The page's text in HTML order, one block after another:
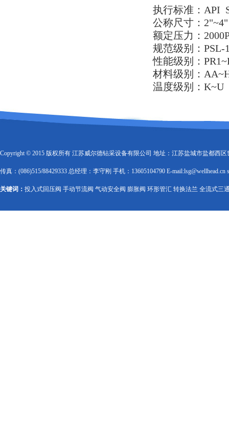
执行标准：API
公称尺寸：2"~4"
额定压力：
规范级别：PSL-
性能级别：
材料级别：
温度级别：K~U
Copyright © 2015 版权所有 江苏威尔德钻采设备有限公司 地址：江苏盐城市盐都西区
传真：(086)515/88429333 总经理：李守刚 手机：13605104790 E-mail:lsg@wellhead.cn
关键词： 投入式回压阀 手动节流阀 气动安全阀 膨胀阀 环形管汇 转换法兰 全流式三